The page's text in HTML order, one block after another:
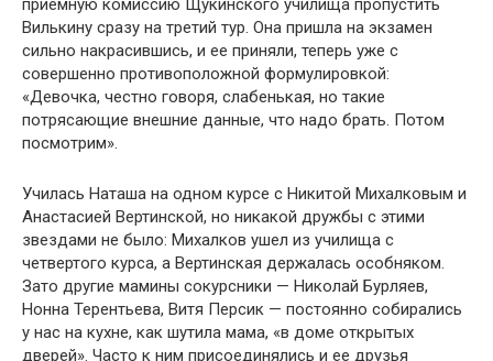
приемную комиссию Щукинского училища пропустить
Вилькину сразу на третий тур. Она пришла на экзамен
сильно накрасившись, и ее приняли, теперь уже с
совершенно противоположной формулировкой:
«Девочка, честно говоря, слабенькая, но такие
потрясающие внешние данные, что надо брать. Потом
посмотрим».
Училась Наташа на одном курсе с Никитой Михалковым и
Анастасией Вертинской, но никакой дружбы с этими
звездами не было: Михалков ушел из училища с
четвертого курса, а Вертинская держалась особняком.
Зато другие мамины сокурсники — Николай Бурляев,
Нонна Терентьева, Витя Персик — постоянно собирались
у нас на кухне, как шутила мама, «в доме открытых
дверей». Часто к ним присоединялись и ее друзья